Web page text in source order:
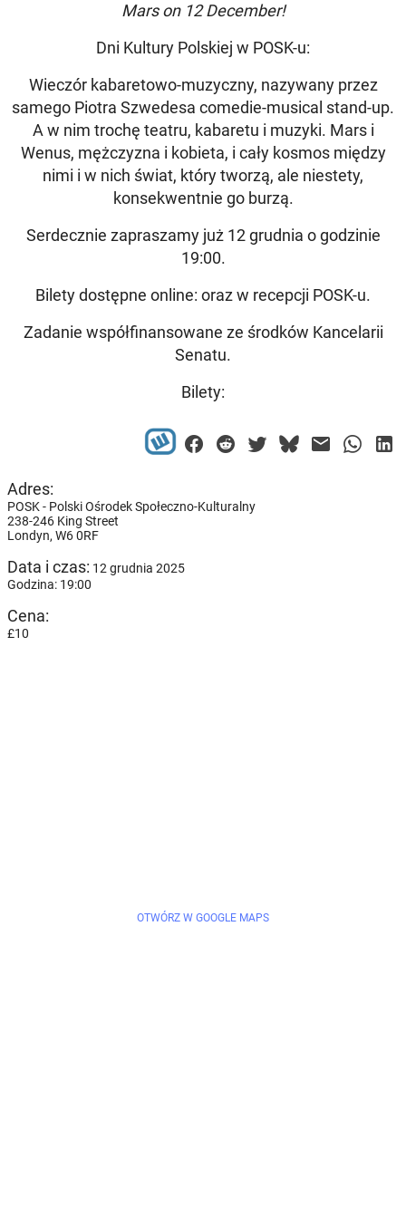
Mars on 12 December!
Dni Kultury Polskiej w POSK-u:
Wieczór kabaretowo-muzyczny, nazywany przez
samego Piotra Szwedesa comedie-musical stand-up.
A w nim trochę teatru, kabaretu i muzyki. Mars i
Wenus, mężczyzna i kobieta, i cały kosmos między
nimi i w nich świat, który tworzą, ale niestety,
konsekwentnie go burzą.
Serdecznie zapraszamy już 12 grudnia o godzinie
19:00.
Bilety dostępne online: oraz w recepcji POSK-u.
Zadanie współfinansowane ze środków Kancelarii
Senatu.
Bilety:
Adres:
POSK - Polski Ośrodek Społeczno-Kulturalny
238-246 King Street
Londyn, W6 0RF
Data i czas: 12 grudnia 2025
Godzina: 19:00
Cena:
£10
OTWÓRZ W GOOGLE MAPS